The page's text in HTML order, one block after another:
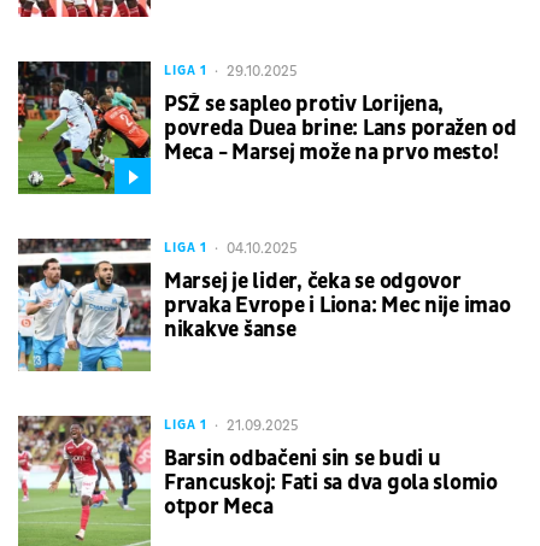
LIGA 1 29.10.2025
PSŽ se sapleo protiv Lorijena,
povreda Duea brine: Lans poražen od
Meca - Marsej može na prvo mesto!
LIGA 1 04.10.2025
Marsej je lider, čeka se odgovor
prvaka Evrope i Liona: Mec nije imao
nikakve šanse
LIGA 1 21.09.2025
Barsin odbačeni sin se budi u
Francuskoj: Fati sa dva gola slomio
otpor Meca